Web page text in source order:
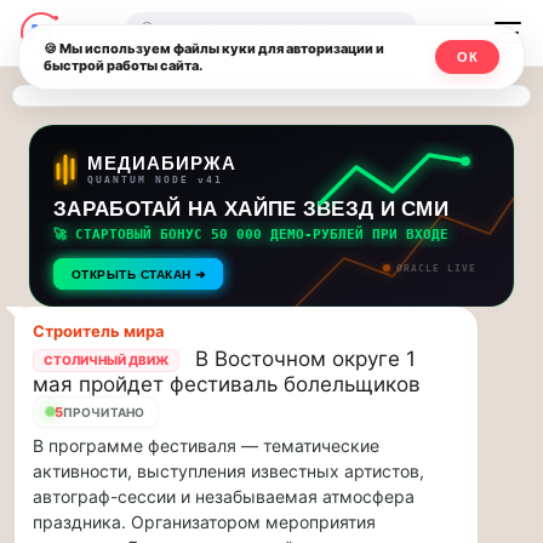
Последние
новости
и
обновления
потока:
Друзья,
приглашаем
на
музыкальную
прогулку
по
Москве
Чайковского!…
Друзья,
приглашаем
на
музыкальную
Москвичи.net
—
Главный
столичный
чат-
мессенджер,
новости
и
инсайды
Москвы
🔍
МЕДИАБИРЖА
QUANTUM NODE v41
ЗАРАБОТАЙ НА ХАЙПЕ ЗВЕЗД И СМИ
🚀 СТАРТОВЫЙ БОНУС 50 000 ДЕМО-РУБЛЕЙ ПРИ ВХОДЕ
ОТКРЫТЬ СТАКАН ➔ ORACLE LIVE
Строитель мира
СТОЛИЧНЫЙ ДВИЖ
В Восточном округе 1
мая пройдет фестиваль болельщиков
5ПРОЧИТАНО
В программе фестиваля — тематические
активности, выступления известных артистов,
автограф-сессии и незабываемая атмосфера
праздника. Организатором мероприятия
🍪 Мы используем файлы куки для авторизации и
быстрой работы сайта.
ОК